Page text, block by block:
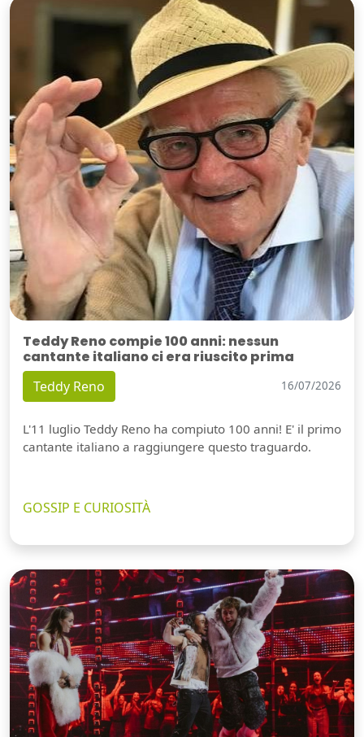
Teddy Reno compie 100 anni: nessun
cantante italiano ci era riuscito prima
Teddy Reno 16/07/2026
L'11 luglio Teddy Reno ha compiuto 100 anni! E' il primo
cantante italiano a raggiungere questo traguardo.
GOSSIP E CURIOSITÀ